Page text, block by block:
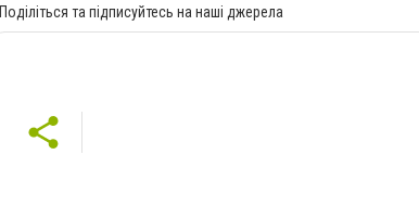
Поділіться та підписуйтесь на наші джерела